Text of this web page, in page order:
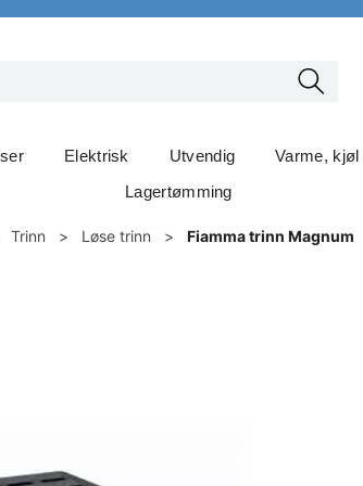
Elektrisk Utvendig Varme,
Lagertømming
Trinn > Løse trinn > Fiamma trinn Magnum